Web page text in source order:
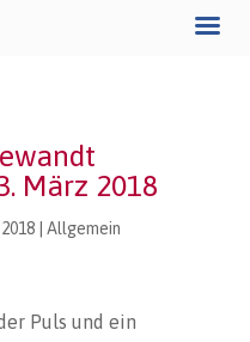
März 2018
| Allgemein
Puls und ein